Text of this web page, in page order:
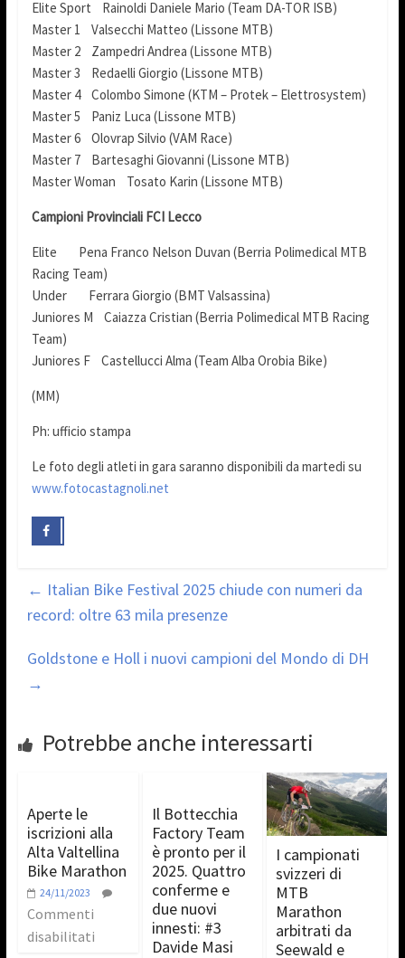
Elite Sport Rainoldi Daniele Mario (Team DA-TOR ISB)
Master 1 Valsecchi Matteo (Lissone MTB)
Master 2 Zampedri Andrea (Lissone MTB)
Master 3 Redaelli Giorgio (Lissone MTB)
Master 4 Colombo Simone (KTM – Protek – Elettrosystem)
Master 5 Paniz Luca (Lissone MTB)
Master 6 Olovrap Silvio (VAM Race)
Master 7 Bartesaghi Giovanni (Lissone MTB)
Master Woman Tosato Karin (Lissone MTB)
Campioni Provinciali FCI Lecco
Elite Pena Franco Nelson Duvan (Berria Polimedical MTB
Racing Team)
Under Ferrara Giorgio (BMT Valsassina)
Juniores M Caiazza Cristian (Berria Polimedical MTB Racing
Team)
Juniores F Castellucci Alma (Team Alba Orobia Bike)
(MM)
Ph: ufficio stampa
Le foto degli atleti in gara saranno disponibili da martedi su
www.fotocastagnoli.net
← Italian Bike Festival 2025 chiude con numeri da
record: oltre 63 mila presenze
Goldstone e Holl i nuovi campioni del Mondo di DH
→
Potrebbe anche interessarti
Aperte le
iscrizioni alla
Alta Valtellina
Bike Marathon
24/11/2023
Commenti
disabilitati
Il Bottecchia
Factory Team
è pronto per il
2025. Quattro
conferme e
due nuovi
innesti: #3
Davide Masi
I campionati
svizzeri di
MTB
Marathon
arbitrati da
Seewald e